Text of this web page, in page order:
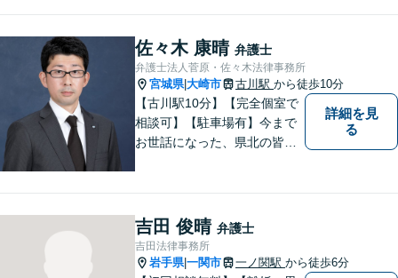
夜間・休日対応可】お早めの
ご相談が、納得のいく解決へ
の第一歩です。
佐々木 康晴 弁護士
弁護士法人菅原・佐々木法律事務所
宮城県|大崎市 古川駅 から徒歩10分
【古川駅10分】【完全個室で
相談可】【駐車場有】今まで
お世話になった、県北の皆さ
ら、お気軽にお声がけくださ
い。
詳細を見
る
吉田 俊晴 弁護士
吉田法律事務所
岩手県|一関市 一ノ関駅 から徒歩6分